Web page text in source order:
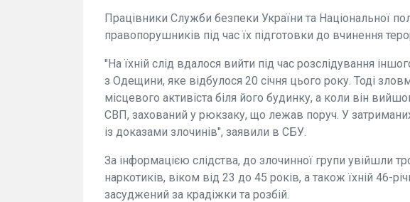
Працівники Служби безпеки України та Національної
правопорушників під час їх підготовки до вчинення
"На їхній слід вдалося вийти під час розслідування
з Одещини, яке відбулося 20 січня цього року. Тоді
місцевого активіста біля його будинку, а коли він
СВП, захований у рюкзаку, що лежав поруч. У
із доказами злочинів", заявили в СБУ.
За інформацією слідства, до злочинної групи увійшли
наркотиків, віком від 23 до 45 років, а також їхній 46-
засуджений за крадіжки та розбій.